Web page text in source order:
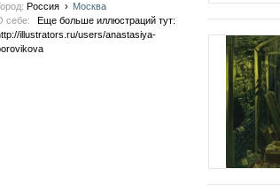
Россия › Москва
себе:
Еще больше иллюстраций тут:
illustrators.ru/users/anastasiya-